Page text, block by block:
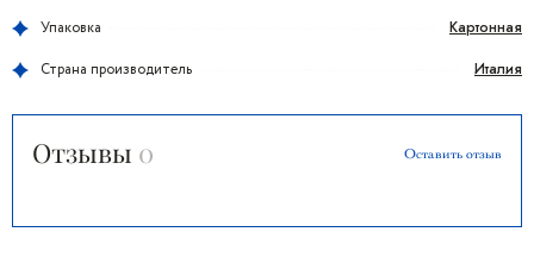
Упаковка Картонная
Страна производитель Италия
Отзывы 0 Оставить отзыв